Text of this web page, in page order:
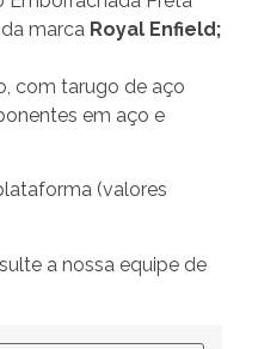
da marca Royal Enfield;
com tarugo de aço
em aço e
(valores
a nossa equipe de